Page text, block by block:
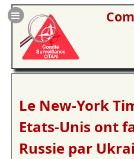
Le New-York
Etats-Unis ont
Russie par